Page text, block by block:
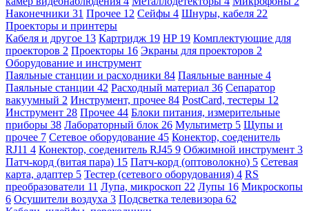
Наконечники 31 Прочее 12 Сейфы 4 Шнуры, кабеля 22
Проекторы и принтеры
Кабеля и другое 13 Картридж 19 HP 19 Комплектующие для
проекторов 2 Проекторы 16 Экраны для проекторов 2
Оборудование и инструмент
Паяльные станции и расходники 84 Паяльные ванные 4
Паяльные станции 42 Расходный материал 36 Сепаратор
вакуумный 2 Инструмент, прочее 84 PostCard, тестеры 12
Инструмент 28 Прочее 44 Блоки питания, измерительные
приборы 38 Лабораторный блок 26 Мультиметр 5 Щупы и
прочее 7 Сетевое оборудование 45 Конектор, соеденитель
RJ11 4 Конектор, соеденитель RJ45 9 Обжимной инструмент 3
Патч-корд (витая пара) 15 Патч-корд (оптоволокно) 5 Сетевая
карта, адаптер 5 Тестер (сетевого оборудования) 4 RS
преобразователи 11 Лупа, микроскоп 22 Лупы 16 Микроскопы
6 Осушители воздуха 3 Подсветка телевизора 62